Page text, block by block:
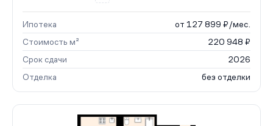
Ипотека
от 127 899 ₽/мес.
Стоимость м²
220 948 ₽
Срок сдачи
2026
Отделка
без отделки